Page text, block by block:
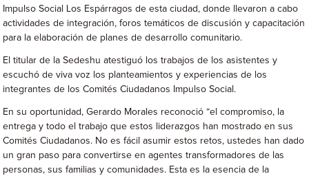
Impulso Social Los Espárragos de esta ciudad, donde llevaron a cabo
actividades de integración, foros temáticos de discusión y capacitación
para la elaboración de planes de desarrollo comunitario.
El titular de la Sedeshu atestiguó los trabajos de los asistentes y
escuchó de viva voz los planteamientos y experiencias de los
integrantes de los Comités Ciudadanos Impulso Social.
En su oportunidad, Gerardo Morales reconoció “el compromiso, la
entrega y todo el trabajo que estos liderazgos han mostrado en sus
Comités Ciudadanos. No es fácil asumir estos retos, ustedes han dado
un gran paso para convertirse en agentes transformadores de las
personas, sus familias y comunidades. Esta es la esencia de la